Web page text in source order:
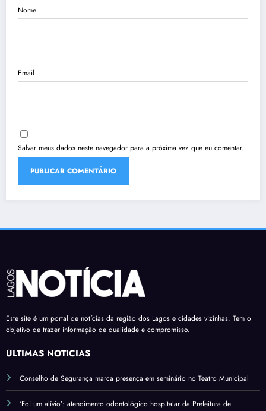
Nome
Email
Salvar meus dados neste navegador para a próxima vez que eu comentar.
Este site é um portal de notícias da região dos Lagos e cidades vizinhas. Tem o
objetivo de trazer informação de qualidade e compromisso.
ÚLTIMAS NOTÍCIAS
Conselho de Segurança marca presença em seminário no Teatro Municipal
‘Foi um alívio’: atendimento odontológico hospitalar da Prefeitura de